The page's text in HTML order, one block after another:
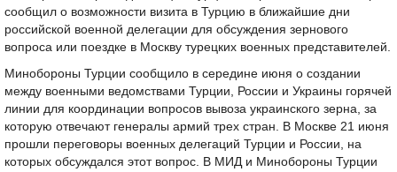
сообщил о возможности визита в Турцию в ближайшие дни
российской военной делегации для обсуждения зернового
вопроса или поездке в Москву турецких военных представителей.
Минобороны Турции сообщило в середине июня о создании
между военными ведомствами Турции, России и Украины горячей
линии для координации вопросов вывоза украинского зерна, за
которую отвечают генералы армий трех стран. В Москве 21 июня
прошли переговоры военных делегаций Турции и России, на
которых обсуждался этот вопрос. В МИД и Минобороны Турции